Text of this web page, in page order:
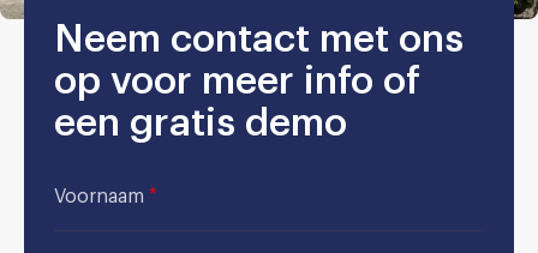
Neem contact met ons
op voor meer info of
een gratis demo
Voornaam *